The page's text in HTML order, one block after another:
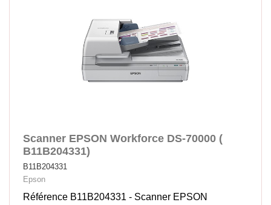
Scanner EPSON Workforce DS-70000 (
B11B204331)
B11B204331
Epson
Référence B11B204331 - Scanner EPSON